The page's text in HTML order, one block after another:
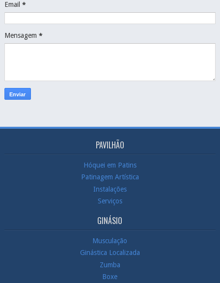
Email *
Mensagem *
PAVILHÃO
Hóquei em Patins
Patinagem Artística
Instalações
Serviços
GINÁSIO
Musculação
Ginástica Localizada
Zumba
Boxe